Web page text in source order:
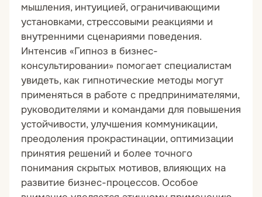
мышления, интуицией, ограничивающими
установками, стрессовыми реакциями и
внутренними сценариями поведения.
Интенсив «Гипноз в бизнес-
консультировании» помогает специалистам
увидеть, как гипнотические методы могут
применяться в работе с предпринимателями,
руководителями и командами для повышения
устойчивости, улучшения коммуникации,
преодоления прокрастинации, оптимизации
принятия решений и более точного
понимания скрытых мотивов, влияющих на
развитие бизнес-процессов. Особое